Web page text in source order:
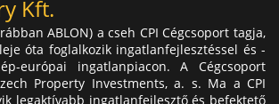
Kft.
ABLON) a cseh CPI Cégcsoport tagja,
óta foglalkozik ingatlanfejlesztéssel és -
európai ingatlanpiacon. A Cégcsoport
Property Investments, a. s. Ma a CPI
legaktívabb ingatlanfejlesztő és befektető